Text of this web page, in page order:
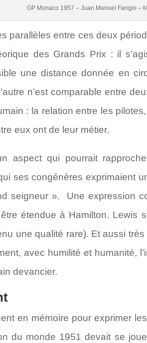
GP Monaco 1957 – Juan Manuel Fangio –
parallèles entre ces deux
des Grands Prix : il
une distance donnée en
n’est comparable entre
: la relation entre les
eux ont de leur métier.
aspect qui pourrait
ses congénères exprimaient
seigneur ». Une expression
étendue à Hamilton. Lewis
une qualité rare). Et aussi
avec humilité et humanité,
devancier.
en mémoire pour exprimer
du monde 1951 devait se